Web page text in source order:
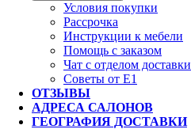
Условия покупки
Рассрочка
Инструкции к мебели
Помощь с заказом
Чат с отделом доставки
Советы от Е1
ОТЗЫВЫ
АДРЕСА САЛОНОВ
ГЕОГРАФИЯ ДОСТАВКИ